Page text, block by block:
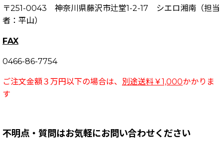
〒251-0043 神奈川県藤沢市辻堂1-2-17 シエロ湘南（担当
者：平山）
FAX
0466-86-7754
ご注文金額３万円以下の場合は、 別途送料￥1,000かかりま
す
不明点・質問はお気軽にお問い合わせください